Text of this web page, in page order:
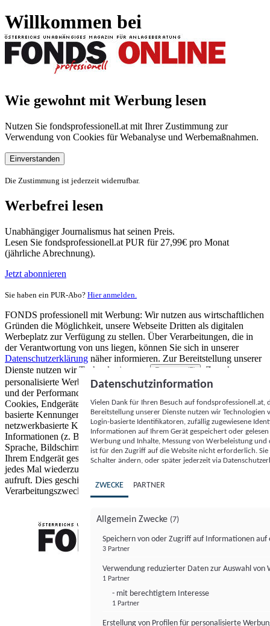
Willkommen bei
Wie gewohnt mit Werbung lesen
Nutzen Sie fondsprofessionell.at mit Ihrer Zustimmung zur
Verwendung von Cookies für Webanalyse und Werbemaßnahmen.
Einverstanden
Die Zustimmung ist jederzeit widerrufbar.
Werbefrei lesen
Unabhängiger Journalismus hat seinen Preis.
Lesen Sie fondsprofessionell.at PUR für 27,99€ pro Monat
(jährliche Abrechnung).
Jetzt abonnieren
Sie haben ein PUR-Abo? Hier anmelden.
FONDS professionell mit Werbung: Wir nutzen aus wirtschaftlichen
Gründen die Möglichkeit, unsere Webseite Dritten als digitalen
Werbeplatz zur Verfügung zu stellen. Über Verarbeitungen, die in
der Verantwortung von uns liegen, können Sie sich in unserer
Datenschutzerklärung näher informieren. Zur Bereitstellung unserer
Dienste nutzen wir Technologien von
Partnern (5)
. Zwecke:
personalisierte Werbung und Inhalte, Messung von Werbeleistung
und der Performance von Inhalten sowie Zielgruppenforschung.
Cookies, Endgeräte- oder ähnliche Online-Kennungen (z. B. login-
basierte Kennungen, zufällig generierte Kennungen,
netzwerkbasierte Kennungen) können zusammen mit anderen
Informationen (z. B. Browsertyp und Browserinformationen,
Sprache, Bildschirmgröße, unterstützte Technologien usw.) auf
Ihrem Endgerät gespeichert oder von dort ausgelesen werden, um es
jedes Mal wiederzuerkennen, wenn es eine App oder einer Webseite
aufruft. Dies geschieht für einen oder mehrere der hier aufgeführten
Verarbeitungszwecke.
Datenschutzinformation
Vielen Dank für Ihren Besuch auf
Bereitstellung unserer Dienste nutzen wir Technologien
Login-basierte Identifikatoren, zufällig zugewiesene
Informationen auf Ihrem Gerät gespeichert oder
Werbung und Inhalte, Messung von Werbeleistung
ist für den Zugriff auf die Website nicht erforderlich.
Schalter ändern, oder später jederzeit via
ZWECKE PARTNER
Allgemein Zwecke (7)
Speichern von oder Zugriff auf Informationen auf
3 Partner
Verwendung reduzierter Daten zur Auswahl von
1 Partner
- mit berechtigtem Interesse
1 Partner
Erstellung von Profilen für personalisierte
FONDS professionell